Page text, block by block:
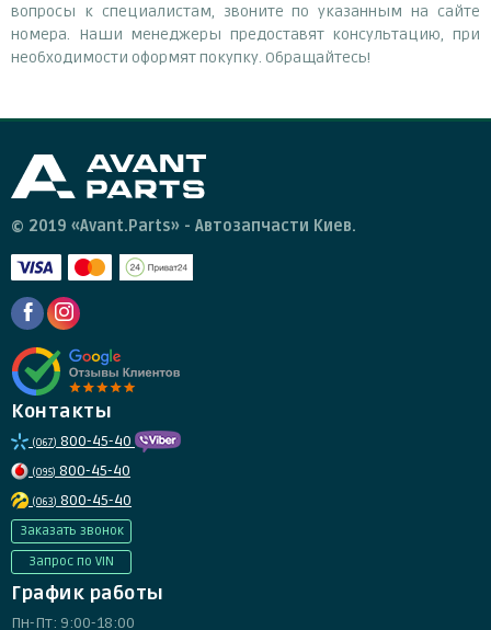
вопросы к специалистам, звоните по указанным на сайте
номера. Наши менеджеры предоставят консультацию, при
необходимости оформят покупку. Обращайтесь!
© 2019 «Avant.Parts» - Автозапчасти Киев.
Контакты
(067) 800-45-40
(095) 800-45-40
(063) 800-45-40
Заказать звонок
Запрос по VIN
График работы
Пн-Пт: 9:00-18:00